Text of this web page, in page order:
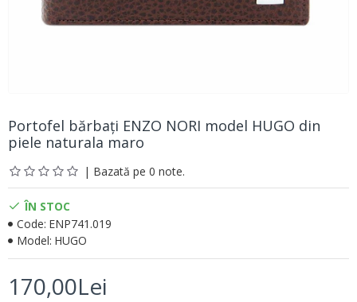
Portofel bărbați ENZO NORI model HUGO din
piele naturala maro
| Bazată pe 0 note.
170,00Lei
ÎN STOC
Code: ENP741.019
Model: HUGO